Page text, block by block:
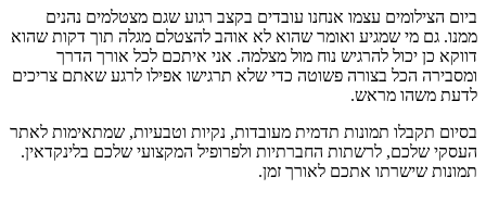
ביום הצילומים עצמו אנחנו עובדים בקצב רגוע שגם מצטלמים נהנים
ממנו. גם מי שמגיע ואומר שהוא לא אוהב להצטלם מגלה תוך דקות שהוא
דווקא כן יכול להרגיש נוח מול מצלמה. אני איתכם לכל אורך הדרך
ומסבירה הכל בצורה פשוטה כדי שלא תרגישו אפילו לרגע שאתם צריכים
לדעת משהו מראש.
בסיום תקבלו תמונות תדמית מעובדות, נקיות וטבעיות, שמתאימות לאתר
העסקי שלכם, לרשתות החברתיות ולפרופיל המקצועי שלכם בלינקדאין.
תמונות שישרתו אתכם לאורך זמן.